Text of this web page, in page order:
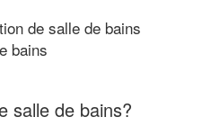
de salle de bains
bains
salle de bains?